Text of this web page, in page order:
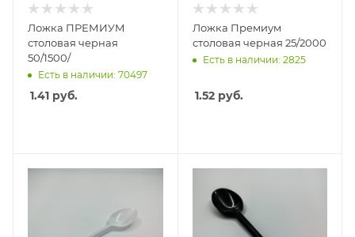
Ложка ПРЕМИУМ
столовая черная
50/1500/
Есть в наличии: 70497
1.41 руб.
Ложка Премиум
столовая черная 25/2000
Есть в наличии: 2825
1.52руб.